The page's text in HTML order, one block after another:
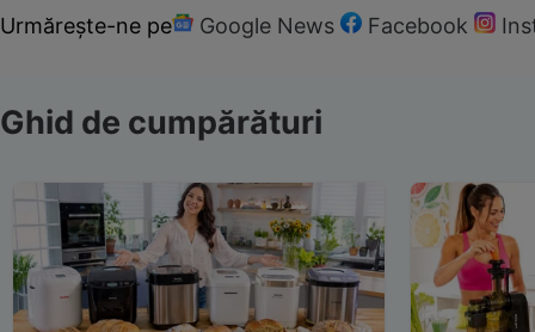
Urmărește-ne pe Google News Facebook
Ghid de cumpărături